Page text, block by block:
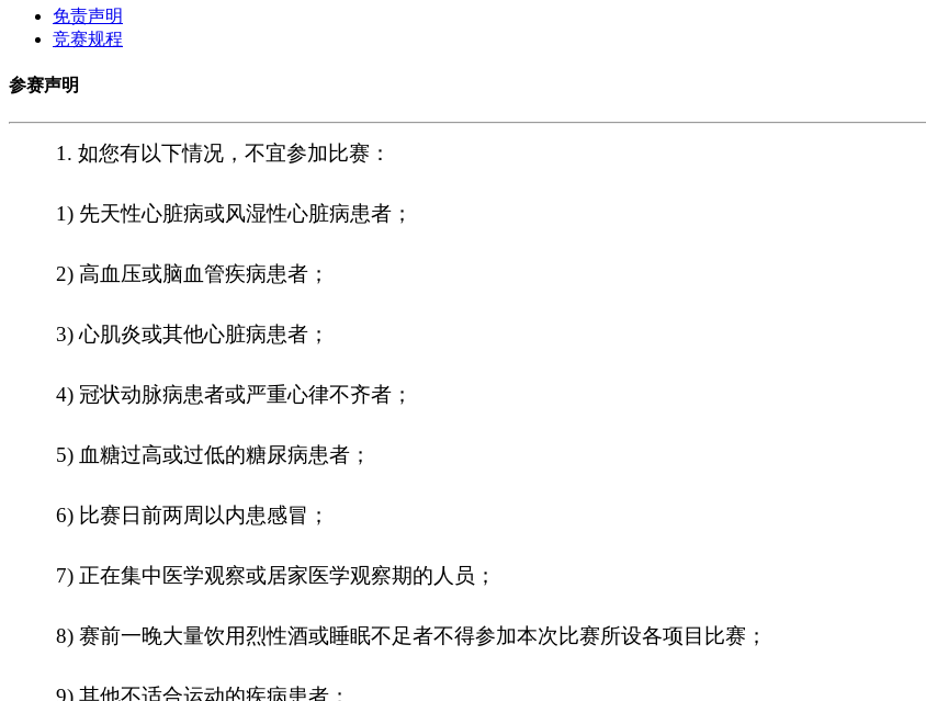
免责声明
竞赛规程
参赛声明
1. 如您有以下情况，不宜参加比赛：
1) 先天性心脏病或风湿性心脏病患者；
2) 高血压或脑血管疾病患者；
3)心肌炎或其他心脏病患者；
4) 冠状动脉病患者或严重心律不齐者；
5) 血糖过高或过低的糖尿病患者；
6) 比赛日前两周以内患感冒；
7) 正在集中医学观察或居家医学观察期的人员；
8) 赛前一晚大量饮用烈性酒或睡眠不足者不得参加本次比赛所设各项目比赛 ；
9) 其他不适合运动的疾病患者；